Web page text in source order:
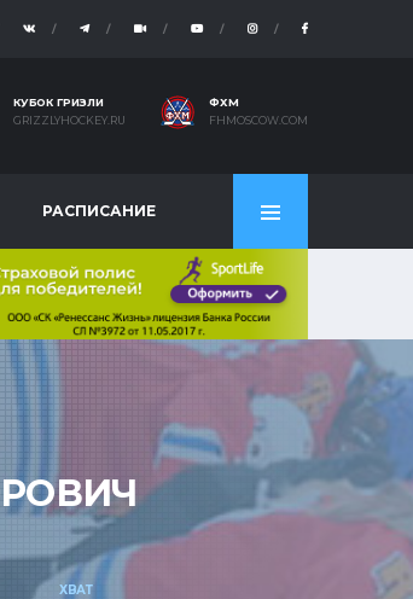
КУБОК ГРИЗЛИ
GRIZZLYHOCKEY.RU
ФХМ
FHMOSCOW.COM
РАСПИСАНИЕ
ХВАТ